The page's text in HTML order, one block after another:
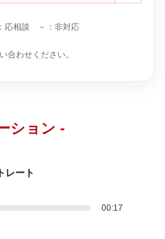
相談 －：非対応
合わせください。
ション -
レート
00:17